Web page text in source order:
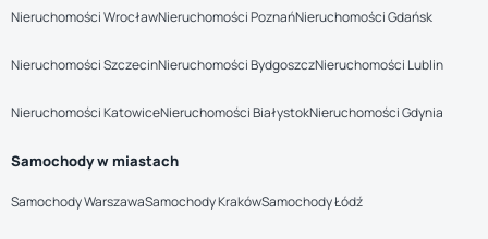
Nieruchomości WrocławNieruchomości PoznańNieruchomości Gdańsk
Nieruchomości SzczecinNieruchomości BydgoszczNieruchomości Lublin
Nieruchomości KatowiceNieruchomości BiałystokNieruchomości Gdynia
Samochody w miastach
Samochody WarszawaSamochody KrakówSamochody Łódź